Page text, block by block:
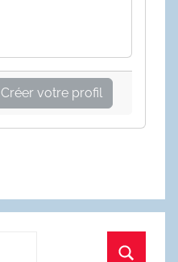
Créer votre profil